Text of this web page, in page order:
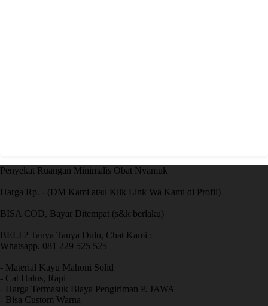
Penyekat Ruangan Minimalis Obat Nyamuk
Harga Rp. - (DM Kami atau Klik Link Wa Kami di Profil)
BISA COD, Bayar Ditempat (s&k berlaku)
BELI ? Tanya Tanya Dulu, Chat Kami :
Whatsapp. 081 229 525 525
- Material Kayu Mahoni Solid
- Cat Halus, Rapi
- Harga Termasuk Biaya Pengiriman P. JAWA
- Bisa Custom Warna